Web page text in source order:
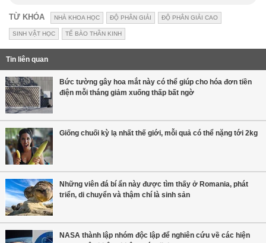
TỪ KHÓA NHÀ KHOA HỌC ĐỘ PHÂN GIẢI ĐỘ PHÂN GIẢI CAO
SINH VẬT HỌC TẾ BÀO THẦN KINH
Tin liên quan
Bức tường gây hoa mắt này có thể giúp cho hóa đơn tiền
điện mỗi tháng giảm xuống thấp bất ngờ
Giống chuối kỳ lạ nhất thế giới, mỗi quả có thể nặng tới 2kg
Những viên đá bí ẩn này được tìm thấy ở Romania, phát
triển, di chuyển và thậm chí là sinh sản
NASA thành lập nhóm độc lập để nghiên cứu về các hiện